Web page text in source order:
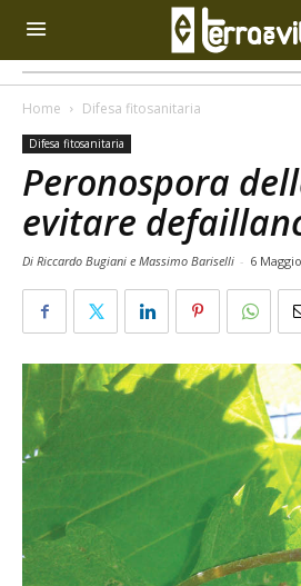
Home Difesa fitosanitaria
Difesa fitosanitaria
Peronospora
evitare
Di Riccardo Bugiani e Massimo Bariselli - 6